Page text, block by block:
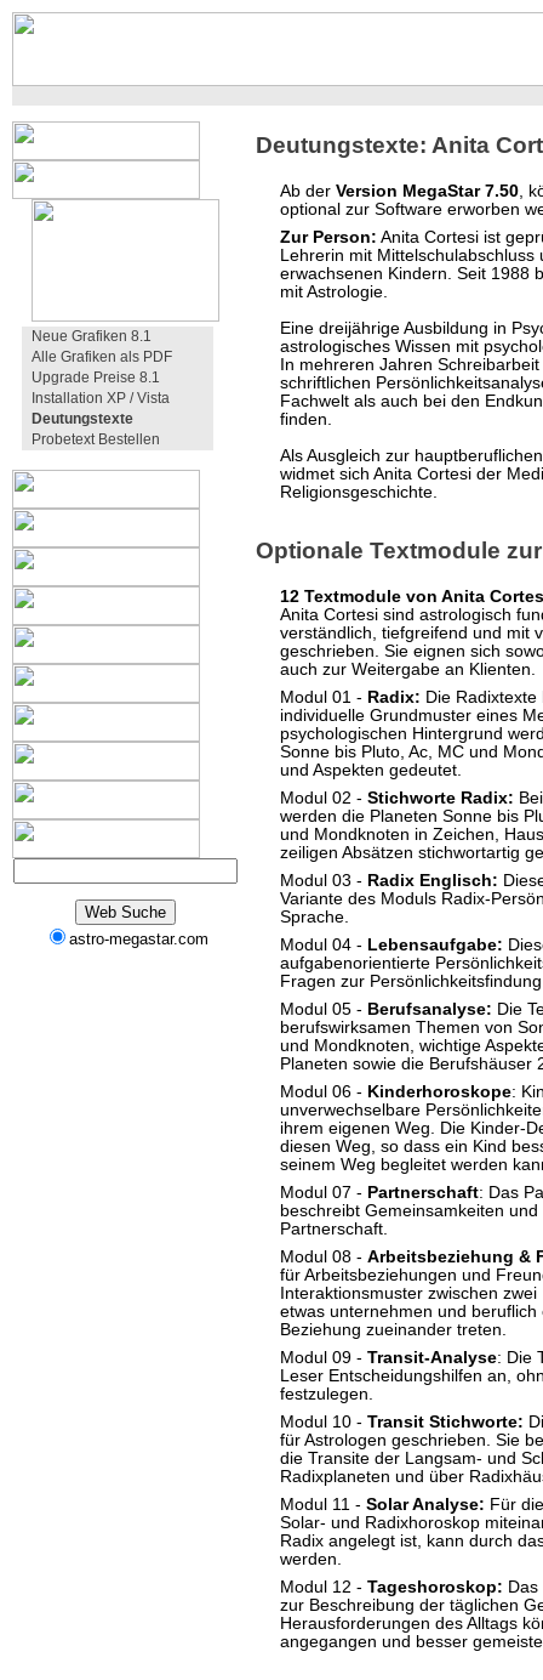
Neue Grafiken 8.1
Alle Grafiken als PDF
Upgrade Preise 8.1
Installation XP / Vista
Deutungstexte
Probetext Bestellen
astro-megastar.com
Deutungstexte: Anita
Ab der Version MegaStar 7.50,
optional zur Software erworben
Zur Person: Anita Cortesi ist
Lehrerin mit Mittelschulabschluss
erwachsenen Kindern. Seit 1988
mit Astrologie.
Eine dreijährige Ausbildung in
astrologisches Wissen mit
In mehreren Jahren
schriftlichen
Fachwelt als auch bei den
finden.
Als Ausgleich zur
widmet sich Anita Cortesi der
Religionsgeschichte.
Optionale Textmodule
12 Textmodule von Anita
Anita Cortesi sind astrologisch
verständlich, tiefgreifend und mit
geschrieben. Sie eignen sich
auch zur Weitergabe an Klienten.
Modul 01 - Radix: Die
individuelle Grundmuster eines
psychologischen Hintergrund
Sonne bis Pluto, Ac, MC und
und Aspekten gedeutet.
Modul 02 - Stichworte Radix:
werden die Planeten Sonne bis
und Mondknoten in Zeichen,
zeiligen Absätzen stichwortartig
Modul 03 - Radix Englisch:
Variante des Moduls Radix-
Sprache.
Modul 04 - Lebensaufgabe:
aufgabenorientierte
Fragen zur
Modul 05 - Berufsanalyse: Die
berufswirksamen Themen von
und Mondknoten, wichtige
Planeten sowie die Berufshäuser
Modul 06 - Kinderhoroskope:
unverwechselbare
ihrem eigenen Weg. Die Kinder-
diesen Weg, so dass ein Kind
seinem Weg begleitet werden
Modul 07 - Partnerschaft: Das
beschreibt Gemeinsamkeiten
Partnerschaft.
Modul 08 - Arbeitsbeziehung &
für Arbeitsbeziehungen und
Interaktionsmuster zwischen
etwas unternehmen und beruflich
Beziehung zueinander treten.
Modul 09 - Transit-Analyse: Die
Leser Entscheidungshilfen an,
festzulegen.
Modul 10 - Transit Stichworte:
für Astrologen geschrieben. Sie
die Transite der Langsam- und
Radixplaneten und über
Modul 11 - Solar Analyse: Für
Solar- und Radixhoroskop
Radix angelegt ist, kann durch
werden.
Modul 12 - Tageshoroskop:
zur Beschreibung der täglichen
Herausforderungen des Alltags
angegangen und besser